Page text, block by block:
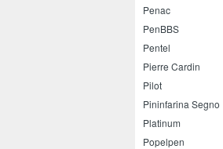
Penac
PenBBS
Pentel
Pierre Cardin
Pilot
Pininfarina Segno
Platinum
Popelpen